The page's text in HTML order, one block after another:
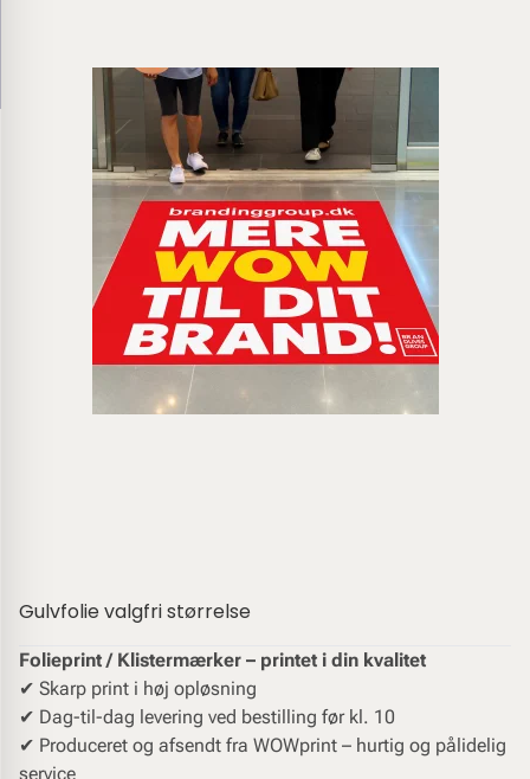
Gulvfolie valgfri størrelse
Folieprint / Klistermærker – printet i din kvalitet
✔︎ Skarp print i høj opløsning
✔︎ Dag-til-dag levering ved bestilling før kl. 10
✔︎ Produceret og afsendt fra WOWprint – hurtig og pålidelig
service